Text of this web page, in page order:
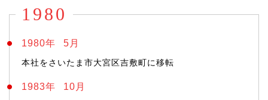
1980
1980年 5月
本社をさいたま市大宮区吉敷町に移転
1983年 10月